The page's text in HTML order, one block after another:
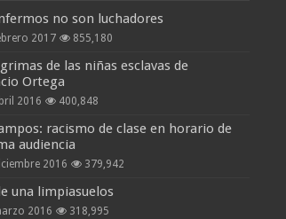
no son luchadores
2017 855,180
de las niñas esclavas de
Ortega
2016 400,848
racismo de clase en horario de
audiencia
2016 379,942
una limpiasuelos
2016 318,995